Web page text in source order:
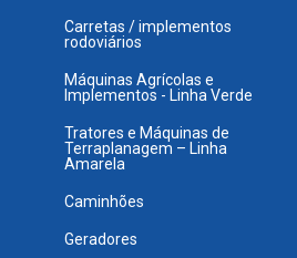
Carretas / implementos
rodoviários
Máquinas Agrícolas e
Implementos - Linha Verde
Tratores e Máquinas de
Terraplanagem – Linha
Amarela
Caminhões
Geradores